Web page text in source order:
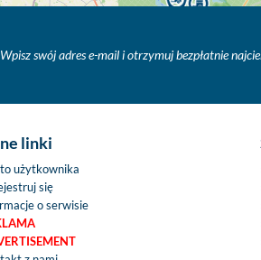
swój adres e-mail i otrzymuj bezpłatnie
linki
użytkownika
się
o serwisie